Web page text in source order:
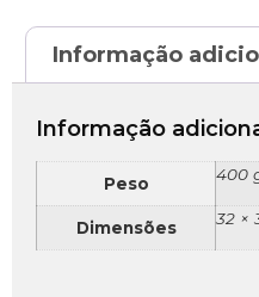
Informação
Informação
Peso 400
Dimensões 32 ×